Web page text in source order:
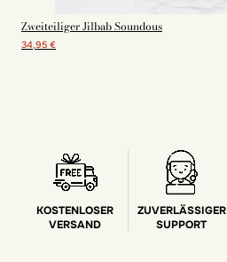
Zweiteiliger Jilbab Soundous
34,95 €
KOSTENLOSER
VERSAND
ZUVERLÄSSIGER
SUPPORT